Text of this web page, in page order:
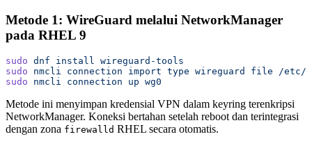
Metode 1: WireGuard melalui NetworkManager
pada RHEL 9
sudo dnf install wireguard-tools
sudo nmcli connection import type wireguard file /etc/
sudo nmcli connection up wg0
Metode ini menyimpan kredensial VPN dalam keyring terenkripsi
NetworkManager. Koneksi bertahan setelah reboot dan terintegrasi
dengan zona firewalld RHEL secara otomatis.